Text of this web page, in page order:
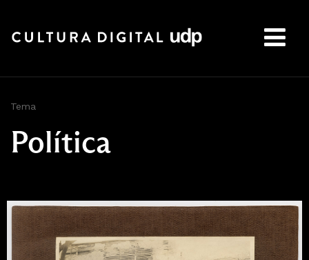
Tema
Política